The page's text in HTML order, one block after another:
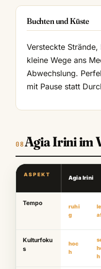
Buchten und Küste
Versteckte Strände,
kleine Wege ans
Abwechslung.
mit Pause statt
Agia Irini im
ASPEKT
Agia Irini
Tempo
ruhi
g
Kulturfoku
s
hoc
h
h